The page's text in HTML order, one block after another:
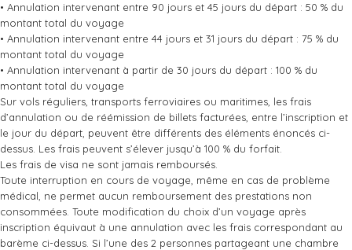
• Annulation intervenant entre 90 jours et 45 jours du départ : 50 % du
montant total du voyage
• Annulation intervenant entre 44 jours et 31 jours du départ : 75 % du
montant total du voyage
• Annulation intervenant à partir de 30 jours du départ : 100 % du
montant total du voyage
Sur vols réguliers, transports ferroviaires ou maritimes, les frais
d’annulation ou de réémission de billets facturées, entre l’inscription et
le jour du départ, peuvent être différents des éléments énoncés ci-
dessus. Les frais peuvent s’élever jusqu’à 100 % du forfait.
Les frais de visa ne sont jamais remboursés.
Toute interruption en cours de voyage, même en cas de problème
médical, ne permet aucun remboursement des prestations non
consommées. Toute modification du choix d’un voyage après
inscription équivaut à une annulation avec les frais correspondant au
barème ci-dessus. Si l’une des 2 personnes partageant une chambre